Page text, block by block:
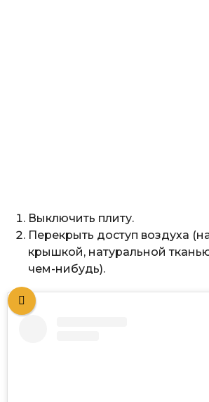
Выключить плиту.
Перекрыть доступ воздуха
крышкой, натуральной
чем-нибудь).